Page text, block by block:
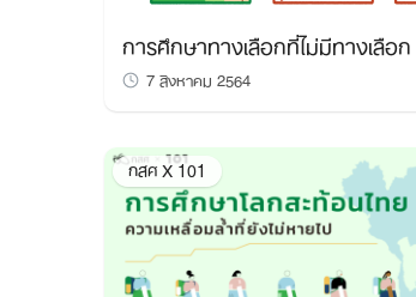
การศึกษาทางเลือกที่ไม่มีทางเลือก
7 สิงหาคม 2564
กสศ X 101